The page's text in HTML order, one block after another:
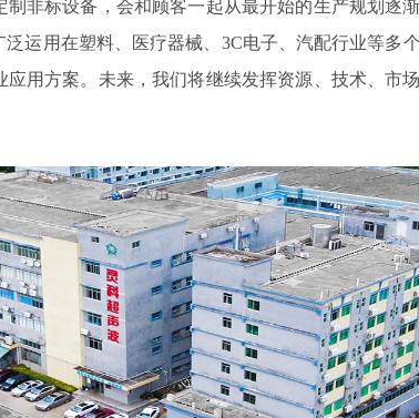
非标设备，会和顾客一起从最开始的生产规划逐
运用在塑料、医疗器械、3C电子、汽配行业等多
用方案。未来，我们将继续发挥资源、技术、市